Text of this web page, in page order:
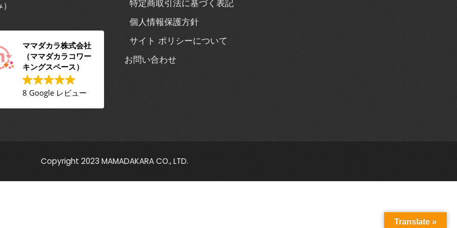
ママダカラ株式会社
（ママダカラコワー
キングスペース）
8 Google レビュー
特定商取引法に基づく表記
個人情報保護方針
サイト ポリシーについて
お問い合わせ
Copyright 2023 MAMADAKARA CO., LTD.
Translate »